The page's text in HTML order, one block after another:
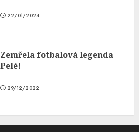
22/01/2024
Zemřela fotbalová legenda
Pelé!
29/12/2022